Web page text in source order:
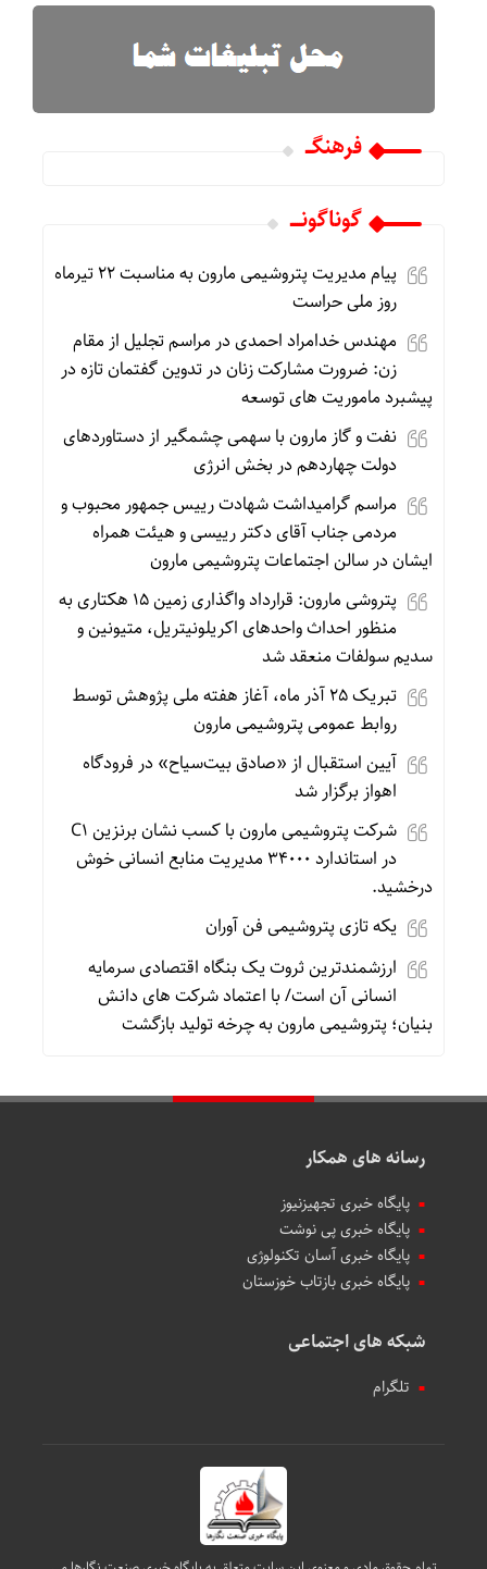
فرهنگـــ
گوناگونـــــ
پیام مدیریت پتروشیمی مارون به مناسبت ۲۲ تیرماه
روز ملی حراست
مهندس خدامراد احمدی در مراسم تجلیل از مقام
زن: ضرورت مشارکت زنان در تدوین گفتمان تازه در
پیشبرد ماموریت های توسعه
نفت و گاز مارون با سهمی چشمگیر از دستاوردهای
دولت چهاردهم در بخش انرژی
مراسم گرامیداشت شهادت رییس جمهور محبوب و
مردمی جناب آقای دکتر رییسی و هیئت همراه
ایشان در سالن اجتماعات پتروشیمی مارون
پتروشی مارون: قرارداد واگذاری زمین ۱۵ هکتاری به
منظور احداث واحدهای اکریلونیتریل، متیونین و
سدیم سولفات منعقد شد
تبریک ۲۵ آذر ماه، آغاز هفته ملی پژوهش توسط
روابط عمومی پتروشیمی مارون
آیین استقبال از «صادق بیت‌سیاح» در فرودگاه
اهواز برگزار شد
شرکت پتروشیمی مارون با کسب نشان برنزین C1
در استاندارد ۳۴۰۰۰ مدیریت منابع انسانی خوش
درخشید.
یکه تازی پتروشیمی فن آوران
ارزشمندترین ثروت یک بنگاه اقتصادی سرمایه
انسانی آن است/ با اعتماد شرکت های دانش
بنیان؛ پتروشیمی مارون به چرخه تولید بازگشت
رسانه های همکار
پایگاه خبری تجهیزنیوز
پایگاه خبری پی نوشت
پایگاه خبری آسان تکنولوژی
پایگاه خبری بازتاب خوزستان
شبکه های اجتماعی
تلگرام